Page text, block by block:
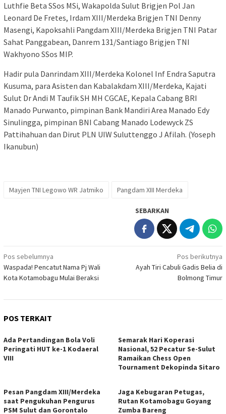
Luthfie Beta SSos MSi, Wakapolda Sulut Brigjen Pol Jan
Leonard De Fretes, Irdam XIII/Merdeka Brigjen TNI Denny
Masengi, Kapoksahli Pangdam XIII/Merdeka Brigjen TNI Patar
Sahat Panggabean, Danrem 131/Santiago Brigjen TNI
Wakhyono SSos MIP.
Hadir pula Danrindam XIII/Merdeka Kolonel Inf Endra Saputra
Kusuma, para Asisten dan Kabalakdam XIII/Merdeka, Kajati
Sulut Dr Andi M Taufik SH MH CGCAE, Kepala Cabang BRI
Manado Purwanto, pimpinan Bank Mandiri Area Manado Edy
Sinulingga, pimpinan BNI Cabang Manado Lodewyck ZS
Pattihahuan dan Dirut PLN UIW Suluttenggo J Afilah. (Yoseph
Ikanubun)
Mayjen TNI Legowo WR Jatmiko Pangdam XIII Merdeka
SEBARKAN
Navigasi
pos
Pos sebelumnya
Waspada! Pencatut Nama Pj Wali
Kota Kotamobagu Mulai Beraksi
Pos berikutnya
Ayah Tiri Cabuli Gadis Belia di
Bolmong Timur
POS TERKAIT
Ada Pertandingan Bola Voli
Peringati HUT ke-1 Kodaeral
VIII
Semarak Hari Koperasi
Nasional, 52 Pecatur Se-Sulut
Ramaikan Chess Open
Tournament Dekopinda Sitaro
Pesan Pangdam XIII/Merdeka
saat Pengukuhan Pengurus
PSM Sulut dan Gorontalo
Jaga Kebugaran Petugas,
Rutan Kotamobagu Goyang
Zumba Bareng